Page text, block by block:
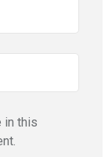
in this